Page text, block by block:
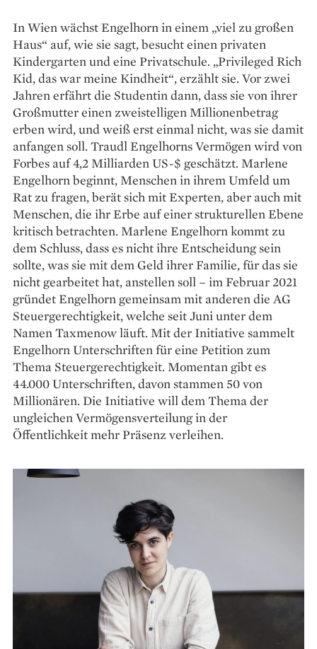
In Wien wächst Engelhorn in einem „viel zu großen
Haus“ auf, wie sie sagt, besucht einen privaten
Kindergarten und eine Privatschule. „Privileged Rich
Kid, das war meine Kindheit“, erzählt sie. Vor zwei
Jahren erfährt die Studentin dann, dass sie von ihrer
Großmutter einen zweistelligen Millionenbetrag
erben wird, und weiß erst einmal nicht, was sie damit
anfangen soll. Traudl Engelhorns Vermögen wird von
Forbes auf 4,2 Milliarden US-$ geschätzt. Marlene
Engelhorn beginnt, Menschen in ihrem Umfeld um
Rat zu fragen, berät sich mit Experten, aber auch mit
Menschen, die ihr Erbe auf einer strukturellen Ebene
kritisch betrachten. Marlene Engelhorn kommt zu
dem Schluss, dass es nicht ihre Entscheidung sein
sollte, was sie mit dem Geld ihrer Familie, für das sie
nicht gearbeitet hat, anstellen soll – im Februar 2021
gründet Engelhorn gemeinsam mit anderen die AG
Steuergerechtigkeit, welche seit Juni unter dem
Namen Taxmenow läuft. Mit der Initiative sammelt
Engelhorn Unterschriften für eine Petition zum
Thema Steuer­­gerechtigkeit. Momentan gibt es
44.000 Unterschriften, davon stammen 50 von
Millionären. Die Initiative will dem Thema der
ungleichen Vermögensverteilung in der
Öffentlichkeit mehr Präsenz verleihen.